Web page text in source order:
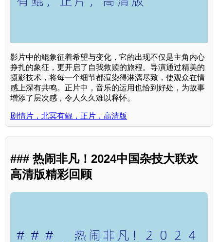
影片中的鲲象征着希望与变化，它的出现不仅是主角内心
挣扎的象征，更开启了自我救赎的旅程。导演通过精美的
摄影技术，将每一个细节都渲染得淋漓尽致，使观众在情
感上深有共鸣。正片中，音乐的运用也恰到好处，为故事
增添了层次感，令人久久难以释怀。
剧情片，北冥有鲲，正片，高清版
### 热闹非凡！2024中国杂技大联欢
高清版精彩回顾